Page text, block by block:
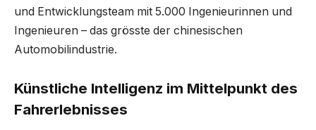
und Entwicklungsteam mit 5.000 Ingenieurinnen und
Ingenieuren – das grösste der chinesischen
Automobilindustrie.
Künstliche Intelligenz im Mittelpunkt des
Fahrerlebnisses